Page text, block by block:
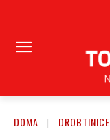
DOMA DROBTINICE